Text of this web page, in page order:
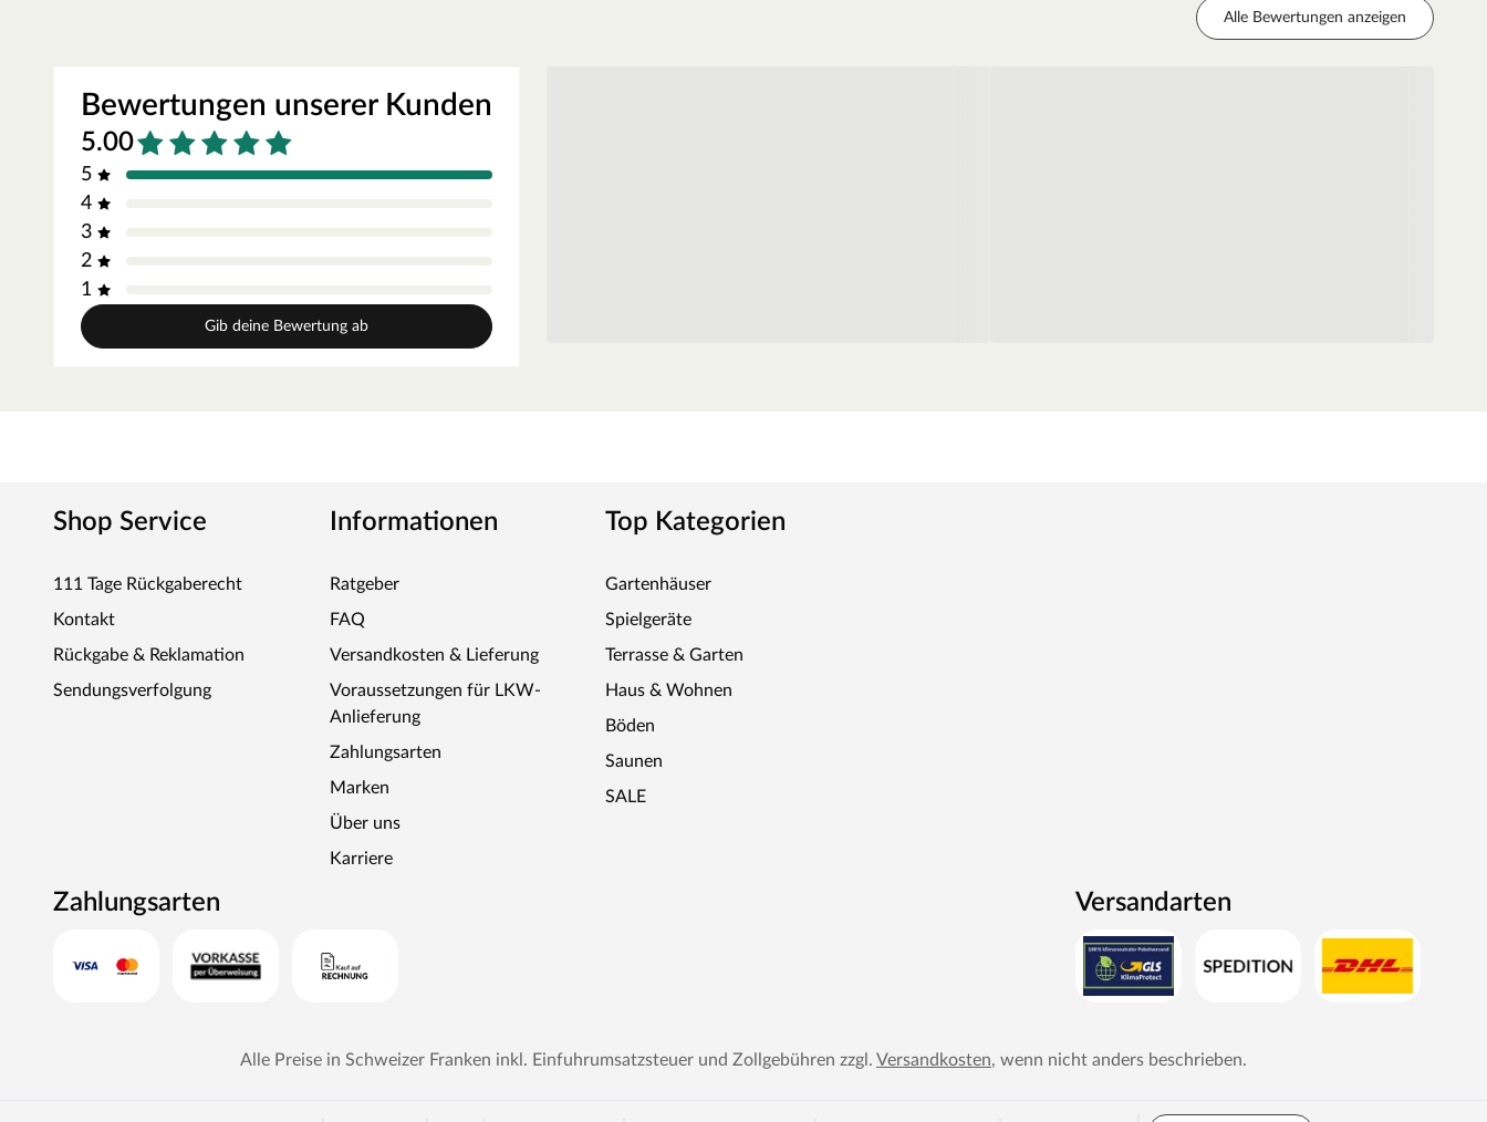
Alle Bewertungen anzeigen
Bewertungen unserer Kunden
5.00
5
4
3
2
1
Gib deine Bewertung ab
Shop Service
111 Tage Rückgaberecht
Kontakt
Rückgabe & Reklamation
Sendungsverfolgung
Informationen
Ratgeber
FAQ
Versandkosten & Lieferung
Voraussetzungen für LKW-
Anlieferung
Zahlungsarten
Marken
Über uns
Karriere
Top Kategorien
Gartenhäuser
Spielgeräte
Terrasse & Garten
Haus & Wohnen
Böden
Saunen
SALE
Zahlungsarten Versandarten
Alle Preise in Schweizer Franken inkl. Einfuhrumsatzsteuer und Zollgebühren zzgl. Versandkosten, wenn nicht anders beschrieben.